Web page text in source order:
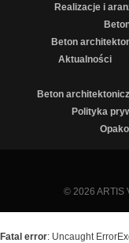
Realizacje i
Beton
Aktualności
Beton
Polityka
© 2026 ARTIS
Fatal error: Uncaught